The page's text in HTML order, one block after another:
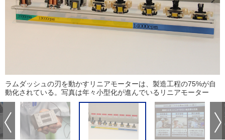
ラムダッシュの刃を動かすリニアモーターは、製造工程の75%が自
動化されている。写真は年々小型化が進んでいるリニアモーター